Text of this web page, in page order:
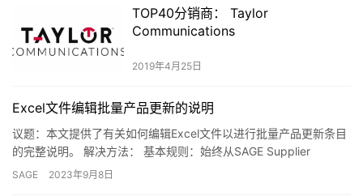
TOP40分销商： Taylor
Communications
2019年4月25日
Excel文件编辑批量产品更新的说明
议题：本文提供了有关如何编辑Excel文件以进行批量产品更新条目
的完整说明。 解决方法： 基本规则：始终从SAGE Supplier
Center（SAGE供应商中心）下载的Exc…
SAGE 2023年9月8日